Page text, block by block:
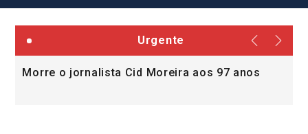
Urgente
Morre o jornalista Cid Moreira aos 97 anos